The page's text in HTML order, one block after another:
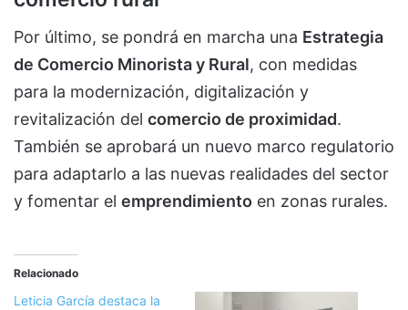
Por último, se pondrá en marcha una Estrategia
de Comercio Minorista y Rural, con medidas
para la modernización, digitalización y
revitalización del comercio de proximidad.
También se aprobará un nuevo marco regulatorio
para adaptarlo a las nuevas realidades del sector
y fomentar el emprendimiento en zonas rurales.
Relacionado
Leticia García destaca la